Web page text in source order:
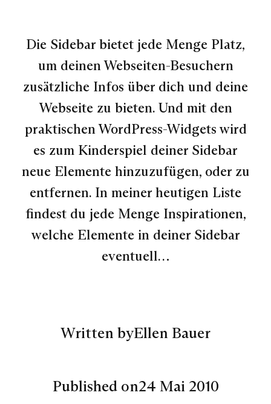
Die Sidebar bietet jede Menge Platz,
um deinen Webseiten-Besuchern
zusätzliche Infos über dich und deine
Webseite zu bieten. Und mit den
praktischen WordPress-Widgets wird
es zum Kinderspiel deiner Sidebar
neue Elemente hinzuzufügen, oder zu
entfernen. In meiner heutigen Liste
findest du jede Menge Inspirationen,
welche Elemente in deiner Sidebar
eventuell…
Written byEllen Bauer
Published on24 Mai 2010